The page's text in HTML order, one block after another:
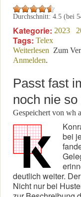
Durchschnitt: 4.5 (bei
Kategorie: 2023
Tags: Telex
Weiterlesen über
Zum
Anmelden.
Passt fast
noch nie so
Gespeichert von wh
bei
deutlich weiter.
Nicht nur bei